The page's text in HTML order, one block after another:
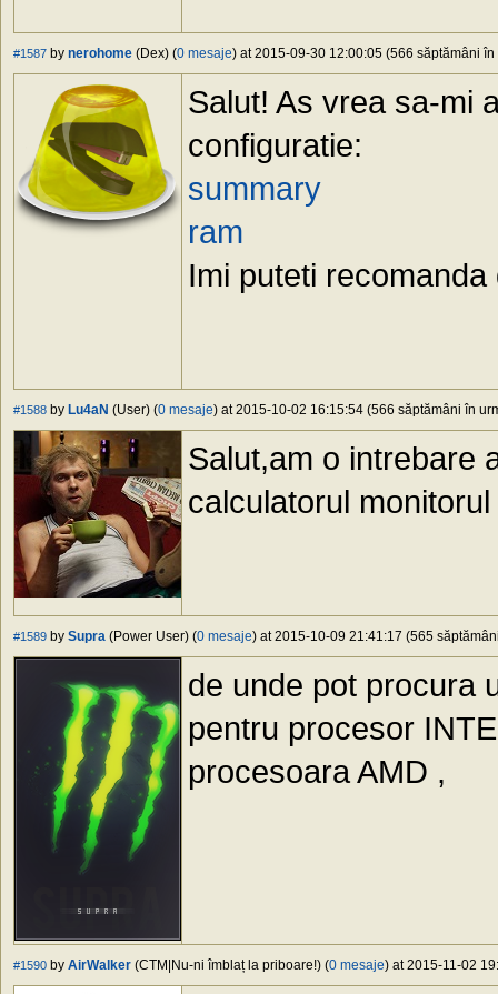
#1587 by nerohome (Dex) (0 mesaje) at 2015-09-30 12:00:05 (566 săptămâni în
Salut! As vrea sa-mi
configuratie:
summary
ram
Imi puteti
#1588 by Lu4aN (User) (0 mesaje) at 2015-10-02 16:15:54 (566 săptămâni în
Salut,am o intrebare
calculatorul
#1589 by Supra (Power User) (0 mesaje) at 2015-10-09 21:41:17 (565
de unde pot procura
pentru procesor
procesoara AMD ,
#1590 by AirWalker (CTM|Nu-ni îmblaț la priboare!) (0 mesaje) at 2015-11-02